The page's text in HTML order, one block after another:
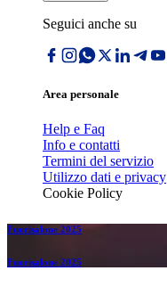
Seguici anche su
Area personale
Help e Faq
Info e contatti
Termini del servizio
Utilizzo dati e privacy
Cookie Policy
Fuorisalone 2025
Fuorisalone 2025